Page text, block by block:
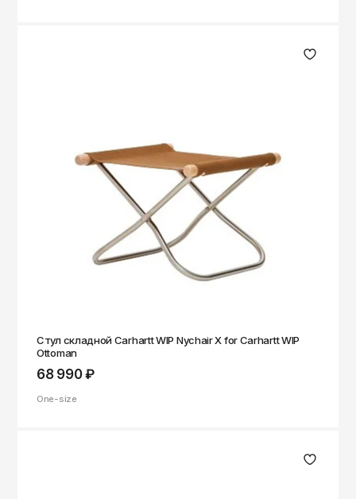
Стул складной Carhartt WIP Nychair X for Carhartt WIP
Ottoman
68 990 ₽
One-size